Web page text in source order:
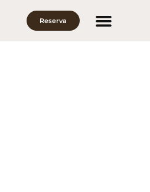
Reserva